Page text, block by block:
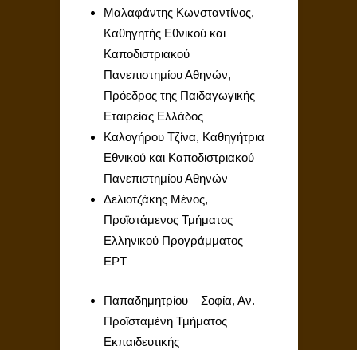
Μαλαφάντης Κωνσταντίνος,
Καθηγητής Εθνικού και
Καποδιστριακού
Πανεπιστημίου Αθηνών,
Πρόεδρος της Παιδαγωγικής
Εταιρείας Ελλάδος
Καλογήρου Τζίνα, Καθηγήτρια
Εθνικού και Καποδιστριακού
Πανεπιστημίου Αθηνών
Δελιοτζάκης Μένος,
Προϊστάμενος Τμήματος
Ελληνικού Προγράμματος
ΕΡΤ
Παπαδημητρίου Σοφία, Αν.
Προϊσταμένη Τμήματος
Εκπαιδευτικής